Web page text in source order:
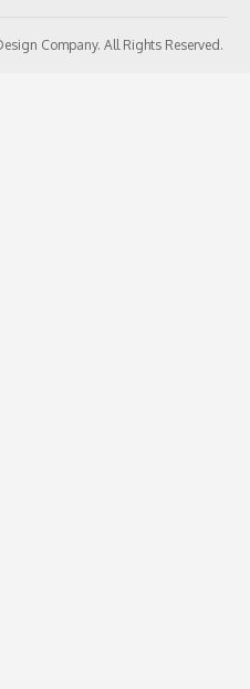
Company. All Rights Reserved.